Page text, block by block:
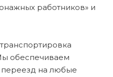
работников» и
обеспечиваем
на любые